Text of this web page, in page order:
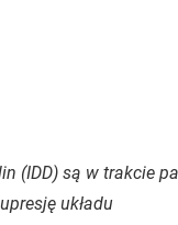
(IDD) są w trakcie
układu